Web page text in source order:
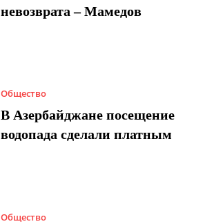
невозврата – Мамедов
Общество
В Азербайджане посещение
водопада сделали платным
Общество